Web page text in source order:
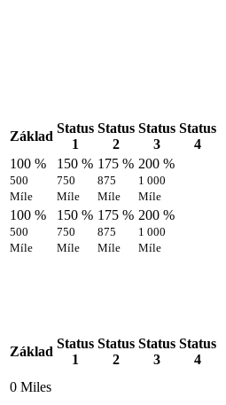
Základ
Status
1
Status
2
Status
3
Status
4
100 %
500
Míle
150 %
750
Míle
175 %
875
Míle
200 %
1 000
Míle
100 %
500
Míle
150 %
750
Míle
175 %
875
Míle
200 %
1 000
Míle
Základ
Status
1
Status
2
Status
3
Status
4
0 Miles